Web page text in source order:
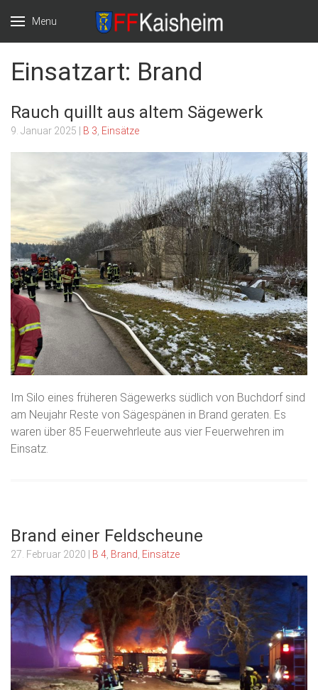
Menu
Freiwillige
Feuerwehr Markt
Kaisheim e.V.
Willkommen auf
der Website der
Freiwilligen
Feuerwehr Markt
Kaisheim
Einsatzart: Brand
Rauch quillt aus altem Sägewerk
9. Januar 2025 B 3 Einsätze
Im Silo eines früheren Sägewerks südlich von Buchdorf sind
am Neujahr Reste von Sägespänen in Brand geraten. Es
waren über 85 Feuerwehrleute aus vier Feuerwehren im
Einsatz.
Brand einer Feldscheune
27. Februar 2020 | B 4 Brand Einsätze